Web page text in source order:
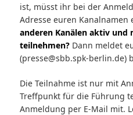
ist, müsst ihr bei der
Adresse euren Kanalnamen
anderen Kanälen aktiv und
teilnehmen?Dann meldet
(presse@sbb.spk-berlin.de)
Die Teilnahme ist nur mit
Treffpunkt für die Führung
Anmeldung per E-Mail mit.